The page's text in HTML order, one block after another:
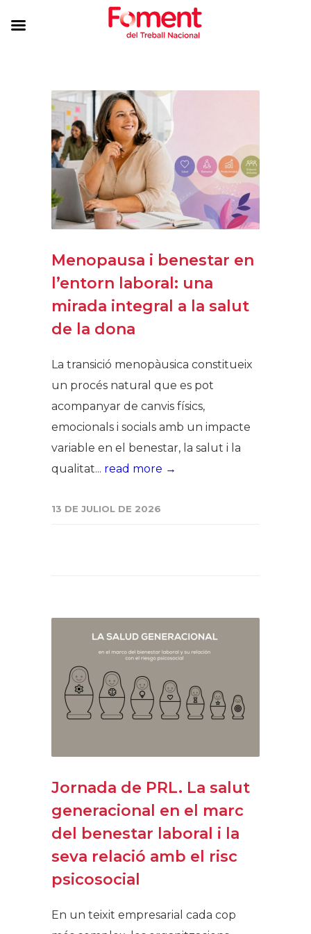
Menopausa i benestar en
l’entorn laboral: una
mirada integral a la salut
de la dona
La transició menopàusica constitueix
un procés natural que es pot
acompanyar de canvis físics,
emocionals i socials amb un impacte
variable en el benestar, la salut i la
qualitat... read more →
13 DE JULIOL DE 2026
Jornada de PRL. La salut
generacional en el marc
del benestar laboral i la
seva relació amb el risc
psicosocial
En un teixit empresarial cada cop